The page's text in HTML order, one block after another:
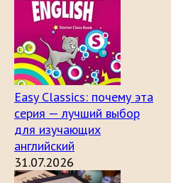
Easy Classics: почему эта
серия — лучший выбор
для изучающих
английский
31.07.2026